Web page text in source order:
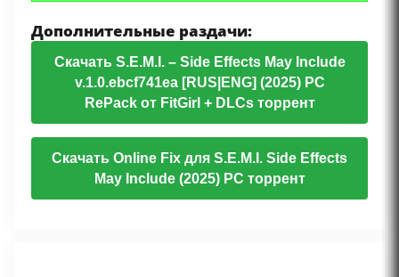
Дополнительные раздачи:
Скачать S.E.M.I. – Side Effects May Include
v.1.0.ebcf741ea [RUS|ENG] (2025) PC
RePack от FitGirl + DLCs торрент
Скачать Online Fix для S.E.M.I. Side Effects
May Include (2025) PC торрент